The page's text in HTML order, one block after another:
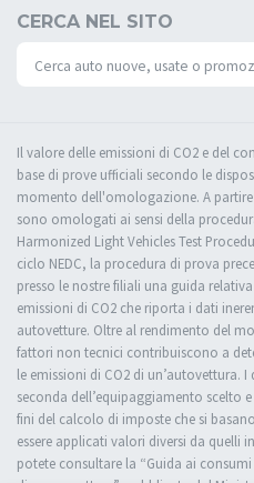
CERCA NEL SITO
Il valore delle emissioni di CO2 e del
base di prove ufficiali secondo le
momento dell'omologazione. A partire
sono omologati ai sensi della
Harmonized Light Vehicles Test
ciclo NEDC, la procedura di prova
presso le nostre filiali una guida
emissioni di CO2 che riporta i dati
autovetture. Oltre al rendimento del
fattori non tecnici contribuiscono a
le emissioni di CO2 di un’autovettura.
seconda dell’equipaggiamento scelto
fini del calcolo di imposte che si
essere applicati valori diversi da quelli
potete consultare la “Guida ai